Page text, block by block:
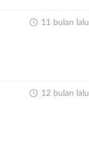
11 bulan lalu
12 bulan lalu